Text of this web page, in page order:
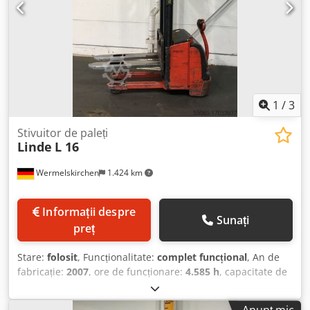
1 /3
Wermelskirchen 1.424 km
Stivuitor de paleți
Linde L 16
preț
Sunați
Stare: folosit, Funcționalitate: complet funcțional, An de
fabricație: 2007, ore de funcționare: 4.585 h, capacitate de
, înălțime de ridicare:
combustibil:electric, tip catarg:simplex, înălțime de